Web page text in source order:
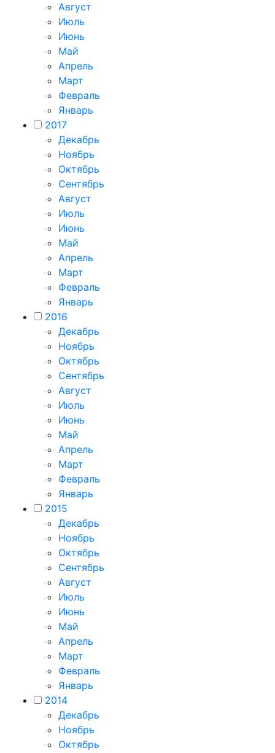
Август
Июль
Июнь
Май
Апрель
Март
Февраль
Январь
2017
Декабрь
Ноябрь
Октябрь
Сентябрь
Август
Июль
Июнь
Май
Апрель
Март
Февраль
Январь
2016
Декабрь
Ноябрь
Октябрь
Сентябрь
Август
Июль
Июнь
Май
Апрель
Март
Февраль
Январь
2015
Декабрь
Ноябрь
Октябрь
Сентябрь
Август
Июль
Июнь
Май
Апрель
Март
Февраль
Январь
2014
Декабрь
Ноябрь
Октябрь